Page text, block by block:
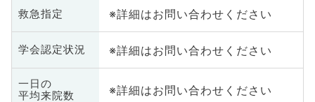
救急指定 ※詳細はお問い合わせください
学会認定状況 ※詳細はお問い合わせください
一日の
平均来院数
※詳細はお問い合わせください